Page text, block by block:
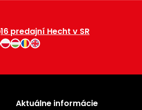
16 predajní Hecht v SR
Aktuálne informácie